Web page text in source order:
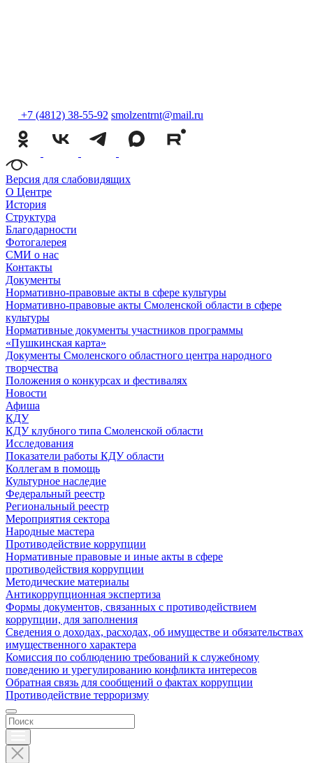
+7 (4812) 38-55-92 smolzentrnt@mail.ru
Версия для слабовидящих
О Центре
История
Структура
Благодарности
Фотогалерея
СМИ о нас
Контакты
Документы
Нормативно-правовые акты в сфере культуры
Нормативно-правовые акты Смоленской области в сфере
культуры
Нормативные документы участников программы
«Пушкинская карта»
Документы Смоленского областного центра народного
творчества
Положения о конкурсах и фестивалях
Новости
Афиша
КДУ
КДУ клубного типа Смоленской области
Исследования
Показатели работы КДУ области
Коллегам в помощь
Культурное наследие
Федеральный реестр
Региональный реестр
Мероприятия сектора
Народные мастера
Противодействие коррупции
Нормативные правовые и иные акты в сфере
противодействия коррупции
Методические материалы
Антикоррупционная экспертиза
Формы документов, связанных с противодействием
коррупции, для заполнения
Сведения о доходах, расходах, об имуществе и обязательствах
имущественного характера
Комиссия по соблюдению требований к служебному
поведению и урегулированию конфликта интересов
Обратная связь для сообщений о фактах коррупции
Противодействие терроризму